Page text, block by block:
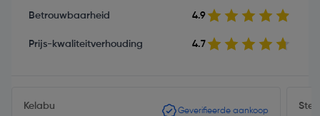
Betrouwbaarheid 4.9
Prijs-kwaliteitverhouding 4.7
Kelabu Geverifieerde aankoop